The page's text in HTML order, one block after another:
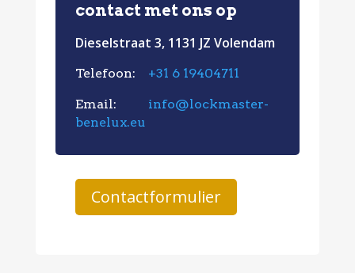
contact met ons op
Dieselstraat 3, 1131 JZ Volendam
Telefoon: +31 6 19404711
Email: info@lockmaster-
benelux.eu
Contactformulier